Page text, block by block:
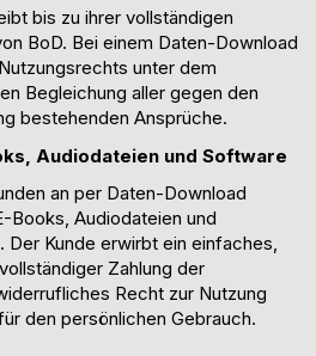
bis zu ihrer vollständigen
BoD. Bei einem Daten-Download
unter dem
Begleichung aller gegen den
bestehenden Ansprüche.
Audiodateien und Software
an per Daten-Download
Books, Audiodateien und
Der Kunde erwirbt ein einfaches,
Zahlung der
Recht zur Nutzung
den persönlichen Gebrauch.